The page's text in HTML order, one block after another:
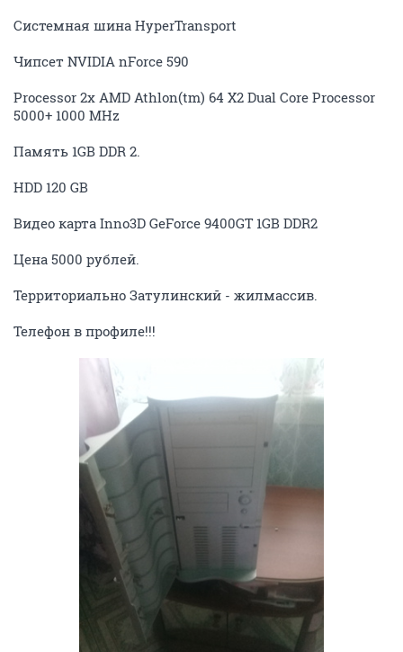
Системная шина HyperTransport
Чипсет NVIDIA nForce 590
Processor 2x AMD Athlon(tm) 64 X2 Dual Core Processor
5000+ 1000 MHz
Память 1GB DDR 2.
HDD 120 GB
Видео карта Inno3D GeForce 9400GT 1GB DDR2
Цена 5000 рублей.
Территориально Затулинский - жилмассив.
Телефон в профиле!!!